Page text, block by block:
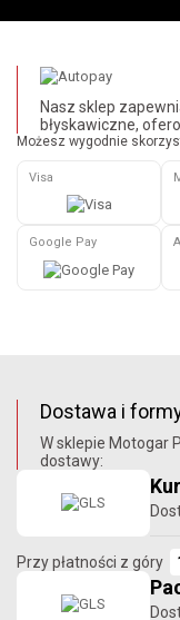
Nasz sklep
błyskawiczne,
Możesz wygodnie
Visa
Google Pay
Dostawa i
W sklepie Motogar
dostawy:
Przy płatności z góry